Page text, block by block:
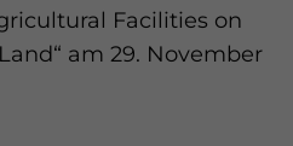
Facilities on
am 29. November